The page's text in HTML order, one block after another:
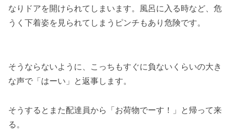
なりドアを開けられてしまいます。風呂に入る時など、危
うく下着姿を見られてしまうピンチもあり危険です。
そうならないように、こっちもすぐに負ないくらいの大き
な声で「はーい」と返事します。
そうするとまた配達員から「お荷物でーす！」と帰って来
る。